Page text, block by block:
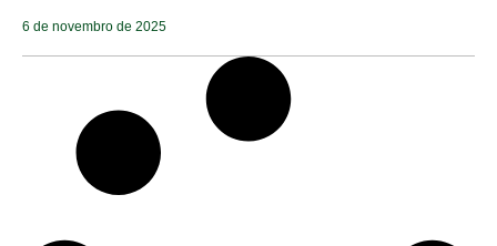
6 de novembro de 2025